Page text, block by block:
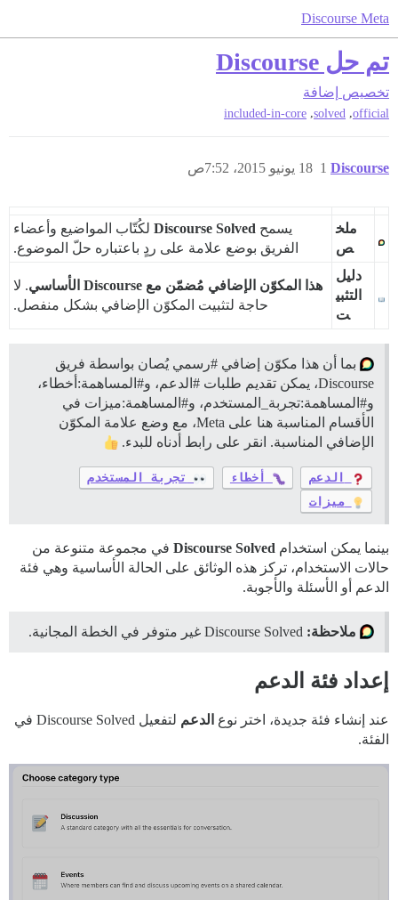
Discourse Meta
تم حل Discourse
تخصيص إضافة
official
,
solved
,
included-in-core
Discourse 18 يونيو 2015، 7:52ص 1
ملخ
ص
يسمح Discourse Solved لكُتّاب المواضيع وأعضاء
الفريق بوضع علامة على ردٍ باعتباره حلّ الموضوع.
دليل
التثبي
ت
هذا المكوّن الإضافي مُضمّن مع Discourse الأساسي
. لا
حاجة لتثبيت المكوّن الإضافي بشكل منفصل.
بما أن هذا مكوّن إضافي #رسمي يُصان بواسطة فريق
Discourse، يمكن تقديم طلبات
#الدعم، و#المساهمة:أخطاء،
و#المساهمة:تجربة_المستخدم، و#المساهمة:ميزات في
الأقسام المناسبة هنا على Meta، مع وضع علامة المكوّن
الإضافي المناسبة. انقر على رابط أدناه للبدء.
الدعم أخطاء
تجربة المستخدم
ميزات
بينما يمكن استخدام Discourse Solved في مجموعة متنوعة من
حالات الاستخدام، تركز هذه الوثائق على الحالة الأساسية وهي فئة
الدعم أو الأسئلة والأجوبة.
ملاحظة:
إعداد فئة الدعم
عند إنشاء فئة جديدة، اختر نوع الدعم
لتفعيل Discourse Solved في
الفئة.